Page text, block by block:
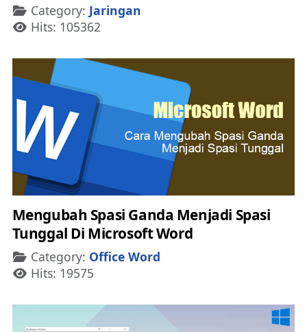
Details
Category: Jaringan
Hits: 105362
Mengubah Spasi Ganda Menjadi Spasi
Tunggal Di Microsoft Word
Details
Category: Office Word
Hits: 19575